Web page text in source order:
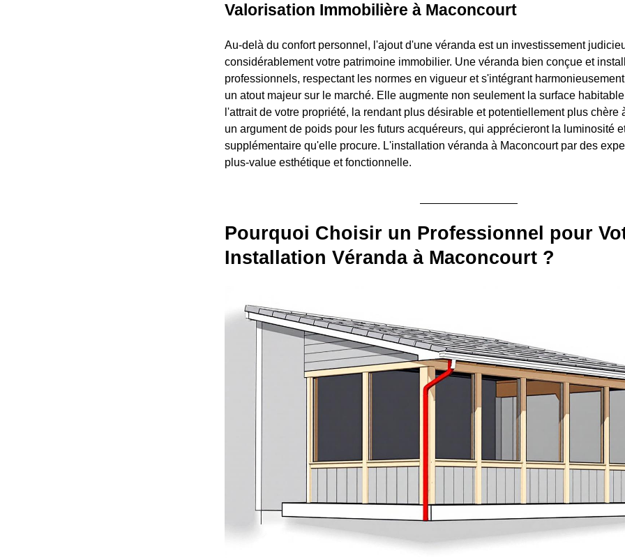
Valorisation Immobilière à Maconcourt
Au-delà du confort personnel, l'ajout d'une véranda est un investissement
considérablement votre patrimoine immobilier. Une véranda bien conçue et
professionnels, respectant les normes en vigueur et s'intégrant
un atout majeur sur le marché. Elle augmente non seulement la surface
l'attrait de votre propriété, la rendant plus désirable et potentiellement plus chère
un argument de poids pour les futurs acquéreurs, qui apprécieront la luminosité
supplémentaire qu'elle procure. L'installation véranda à Maconcourt par des
plus-value esthétique et fonctionnelle.
Pourquoi Choisir un Professionnel pour
Installation Véranda à Maconcourt ?